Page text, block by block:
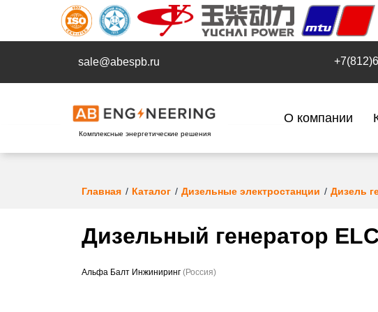
sale@abespb.ru
Комплексные энергетические решения
О компании
Главная Каталог Дизельные электростанции Дизель
Дизельный генератор
Альфа Балт Инжиниринг (Россия)